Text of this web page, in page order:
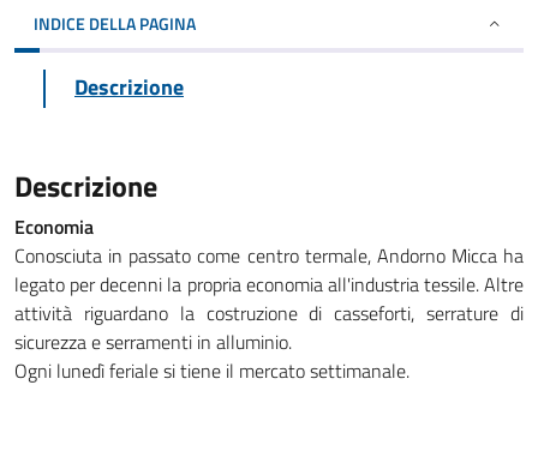
INDICE DELLA PAGINA
Descrizione
Descrizione
Economia
Conosciuta in passato come centro termale, Andorno Micca ha
legato per decenni la propria economia all'industria tessile. Altre
attività riguardano la costruzione di casseforti, serrature di
sicurezza e serramenti in alluminio.
Ogni lunedì feriale si tiene il mercato settimanale.